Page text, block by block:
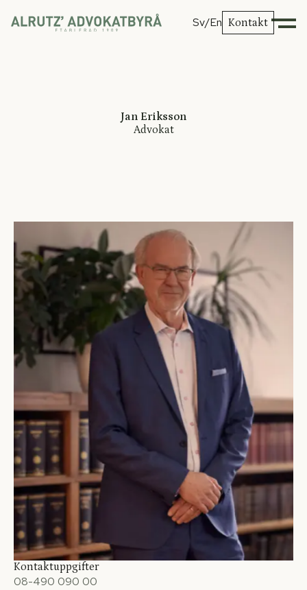
Sv/En Kontakt
Jan Eriksson
Advokat
Kontaktuppgifter
08-490 090 00